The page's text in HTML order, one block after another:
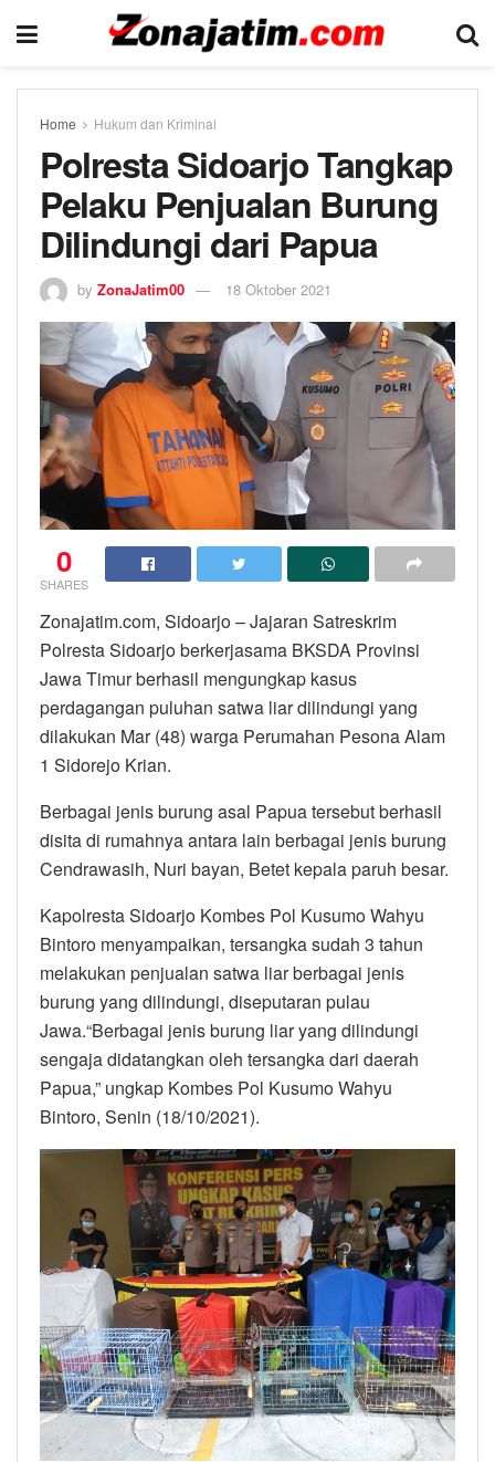
Home Hukum dan Kriminal
Polresta Sidoarjo Tangkap
Pelaku Penjualan Burung
Dilindungi dari Papua
by ZonaJatim00 18 Oktober 2021
0
SHARES
Zonajatim.com, Sidoarjo – Jajaran Satreskrim
Polresta Sidoarjo berkerjasama BKSDA Provinsi
Jawa Timur berhasil mengungkap kasus
perdagangan puluhan satwa liar dilindungi yang
dilakukan Mar (48) warga Perumahan Pesona Alam
1 Sidorejo Krian.
Berbagai jenis burung asal Papua tersebut berhasil
disita di rumahnya antara lain berbagai jenis burung
Cendrawasih, Nuri bayan, Betet kepala paruh besar.
Kapolresta Sidoarjo Kombes Pol Kusumo Wahyu
Bintoro menyampaikan, tersangka sudah 3 tahun
melakukan penjualan satwa liar berbagai jenis
burung yang dilindungi, diseputaran pulau
Jawa.“Berbagai jenis burung liar yang dilindungi
sengaja didatangkan oleh tersangka dari daerah
Papua,” ungkap Kombes Pol Kusumo Wahyu
Bintoro, Senin (18/10/2021).